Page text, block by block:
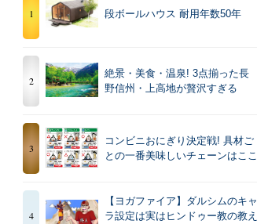
1 段ボールハウス 耐用年数50年
2
絶景・美食・温泉! 3点揃った長
野信州・上高地が贅沢すぎる
3
コンビニおにぎり決定戦! 具材ご
との一番美味しいチェーンはここ
4
【ヨガファイア】ダルシムのキャ
ラ設定は実はヒンドゥー教の教え